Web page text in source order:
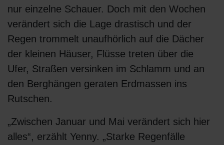
nur einzelne Schauer. Doch mit den Wochen
verändert sich die Lage drastisch und der
Regen trommelt unaufhörlich auf die Dächer
der kleinen Häuser, Flüsse treten über die
Ufer, Straßen versinken im Schlamm und an
den Berghängen geraten Erdmassen ins
Rutschen.
„Zwischen Januar und Mai verändert sich hier
alles“, erzählt Yenny. „Starke Regenfälle